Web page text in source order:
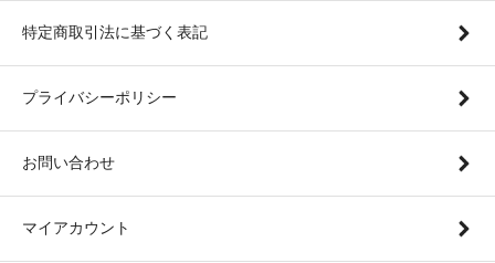
特定商取引法に基づく表記
プライバシーポリシー
お問い合わせ
マイアカウント